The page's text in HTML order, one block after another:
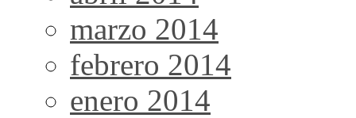
marzo 2014
febrero 2014
enero 2014